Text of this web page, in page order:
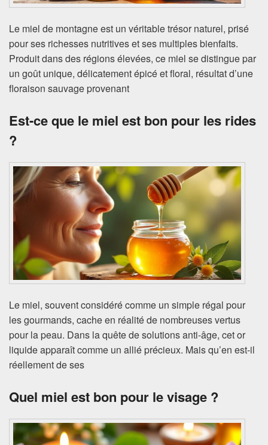
Le miel de montagne est un véritable trésor naturel, prisé
pour ses richesses nutritives et ses multiples bienfaits.
Produit dans des régions élevées, ce miel se distingue par
un goût unique, délicatement épicé et floral, résultat d’une
floraison sauvage provenant
Est-ce que le miel est bon pour les rides
?
Le miel, souvent considéré comme un simple régal pour
les gourmands, cache en réalité de nombreuses vertus
pour la peau. Dans la quête de solutions anti-âge, cet or
liquide apparaît comme un allié précieux. Mais qu’en est-il
réellement de ses
Quel miel est bon pour le visage ?